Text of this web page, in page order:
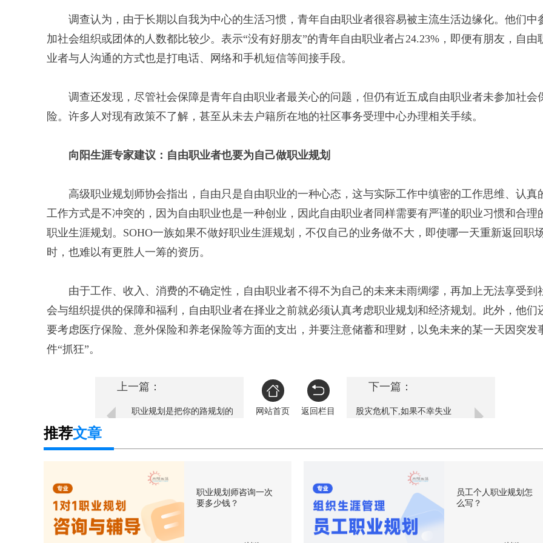
调查认为，由于长期以自我为中心的生活习惯，青年自由职业者很容易被主流生活边缘化。他们中
加社会组织或团体的人数都比较少。表示“没有好朋友”的青年自由职业者占24.23%，即便有朋友，自由
业者与人沟通的方式也是打电话、网络和手机短信等间接手段。
调查还发现，尽管社会保障是青年自由职业者最关心的问题，但仍有近五成自由职业者未参加社会
险。许多人对现有政策不了解，甚至从未去户籍所在地的社区事务受理中心办理相关手续。
向阳生涯专家建议：自由职业者也要为自己做职业规划
高级职业规划师协会指出，自由只是自由职业的一种心态，这与实际工作中缜密的工作思维、认真
工作方式是不冲突的，因为自由职业也是一种创业，因此自由职业者同样需要有严谨的职业习惯和合理
职业生涯规划。SOHO一族如果不做好职业生涯规划，不仅自己的业务做不大，即使哪一天重新返回职
时，也难以有更胜人一筹的资历。
由于工作、收入、消费的不确定性，自由职业者不得不为自己的未来未雨绸缪，再加上无法享受到
会与组织提供的保障和福利，自由职业者在择业之前就必须认真考虑职业规划和经济规划。此外，他们
要考虑医疗保险、意外保险和养老保险等方面的支出，并要注意储蓄和理财，以免未来的某一天因突发
件“抓狂”。
上一篇：
职业规划是把你的路规划的
网站首页 返回栏目
下一篇：
股灾危机下,如果不幸失业
推荐文章
职业规划师咨询一次
要多少钱？
员工个人职业规划怎
么写？